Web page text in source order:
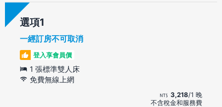
選項
一經訂房不可取消
登入享會員價
1 張標準雙人床
免費無線上網
3,218/1 晚
不含稅金和服務費